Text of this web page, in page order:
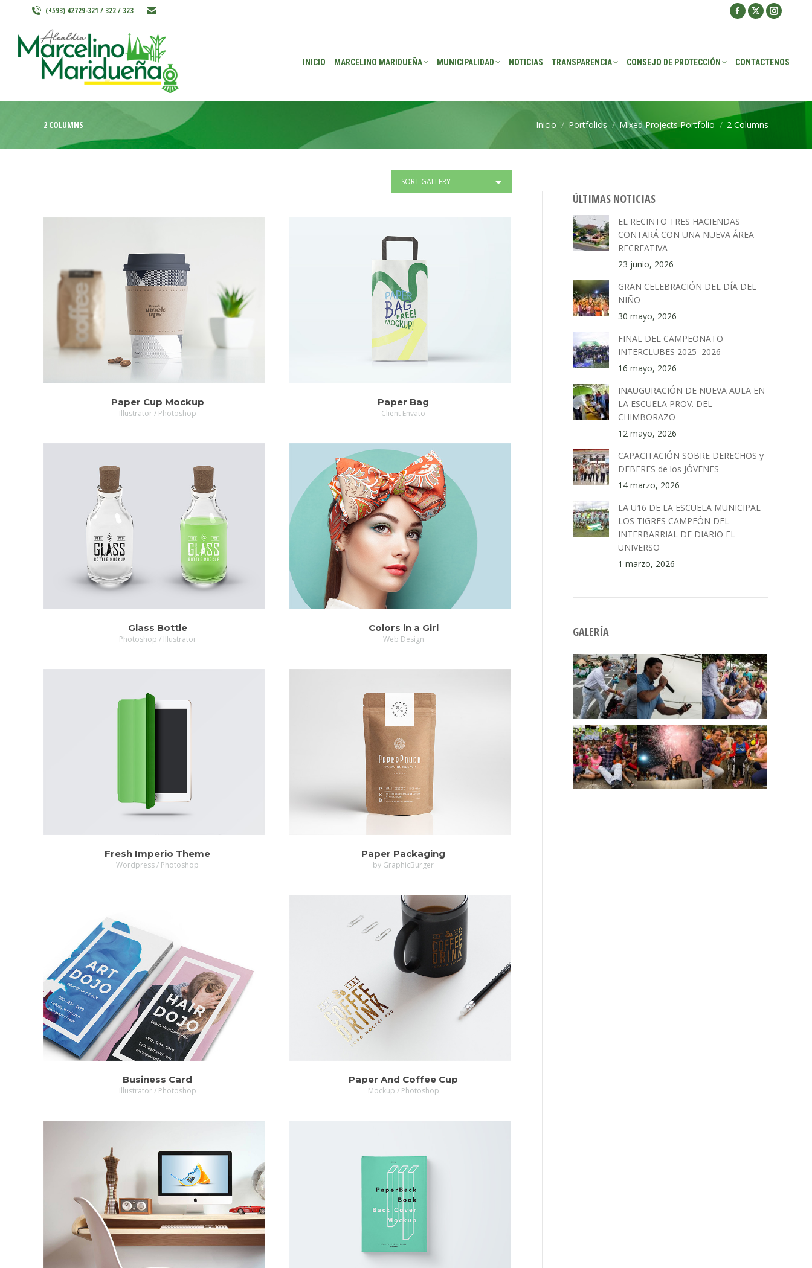
(+593) 42729-321 / 322 / 323
Facebook
in
X
in
in
INICIO MARCELINO MARIDUEÑA MUNICIPALIDAD NOTICIAS TRANSPARENCIA CONSEJO DE PROTECCIÓN CONTACTENOS
2 COLUMNS Estás aquí:
Inicio Portfolios Mixed Projects Portfolio 2 Columns
SORT GALLERY
Paper Cup Mockup
Illustrator / Photoshop
Paper Bag
Client Envato
ZOOM
Glass Bottle
Photoshop / Illustrator
MORE
Colors in a Girl
Web Design
Fresh Imperio Theme
Wordpress / Photoshop
ZOOM
Paper Packaging
by GraphicBurger
Business Card
Illustrator / Photoshop
Paper And Coffee Cup
Mockup / Photoshop
MORE ZOOM
ÚLTIMAS NOTICIAS
EL RECINTO TRES HACIENDAS
CONTARÁ CON UNA NUEVA ÁREA
RECREATIVA
23 junio, 2026
GRAN CELEBRACIÓN DEL DÍA DEL
NIÑO
30 mayo, 2026
FINAL DEL CAMPEONATO
INTERCLUBES 2025–2026
16 mayo, 2026
INAUGURACIÓN DE NUEVA AULA EN
LA ESCUELA PROV. DEL
CHIMBORAZO
12 mayo, 2026
CAPACITACIÓN SOBRE DERECHOS y
DEBERES de los JÓVENES
14 marzo, 2026
LA U16 DE LA ESCUELA MUNICIPAL
LOS TIGRES CAMPEÓN DEL
INTERBARRIAL DE DIARIO EL
UNIVERSO
1 marzo, 2026
GALERÍA